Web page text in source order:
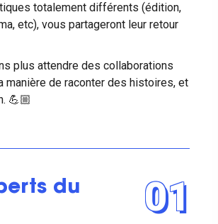
totalement différents (édition,
etc), vous partageront leur retour
plus attendre des collaborations
manière de raconter des histoires, et
💪🏼
du
01